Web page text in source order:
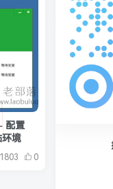
配置
境
1803 0